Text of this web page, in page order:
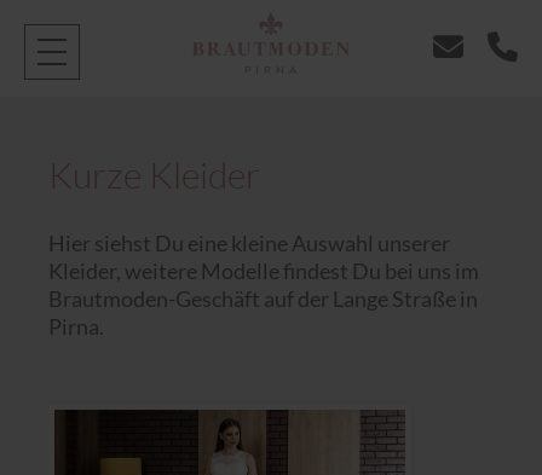
Kurze Kleider
Hier siehst Du eine kleine Auswahl unserer
Kleider, weitere Modelle findest Du bei uns im
Brautmoden-Geschäft auf der Lange Straße in
Pirna.